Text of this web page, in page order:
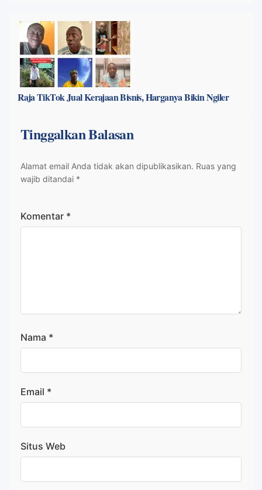
Raja TikTok Jual Kerajaan Bisnis, Harganya Bikin Ngiler
Tinggalkan Balasan
Alamat email Anda tidak akan dipublikasikan. Ruas yang
wajib ditandai *
Komentar *
Nama *
Email *
Situs Web